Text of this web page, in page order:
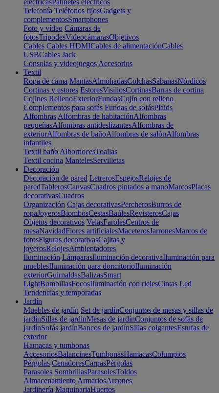
eléctricasPatinetes eléctricos
Telefonía Teléfonos fijosGadgets y
complementosSmartphones
Foto y vídeo Cámaras de
fotosTrípodesVideocámarasObjetivos
Cables Cables HDMICables de alimentaciónCables
USBCables Jack
Consolas y videojuegos Accesorios
Textil
Ropa de cama MantasAlmohadasColchasSábanasNórdicos
Cortinas y estores EstoresVisillosCortinasBarras de cortina
Cojines RellenoExteriorFundasCojín con relleno
Complementos para sofás Fundas de sofásPlaids
Alfombras Alfombras de habitaciónAlfombras
pequeñasAlfombras antideslizantesAlfombras de
exteriorAlfombras de bañoAlfombras de salónAlfombras
infantiles
Textil baño AlbornocesToallas
Textil cocina MantelesServilletas
Decoración
Decoración de pared LetrerosEspejosRelojes de
paredTablerosCanvasCuadros pintados a manoMarcosPlacas
decorativasCuadros
Organización Cajas decorativasPercherosBurros de
ropaJoyerosBiombosCestasBaúlesRevisterosCajas
Objetos decorativos VelasFarolesCentros de
mesaNavidadFlores artificialesMaceterosJarronesMarcos de
fotosFiguras decorativasCajitas y
joyerosRelojesAmbientadores
Iluminación LámparasIluminación decorativaIluminación para
mueblesIluminación para dormitorioIluminación
exteriorGuirnaldasBalizasSmart
LightBombillasFocosIluminación con rielesCintas Led
Tendencias y temporadas
Jardín
Muebles de jardín Set de jardínConjuntos de mesas y sillas de
jardínSillas de jardínMesas de jardínConjuntos de sofás de
jardínSofás jardínBancos de jardínSillas colgantesEstufas de
exterior
Hamacas y tumbonas
AccesoriosBalancinesTumbonasHamacasColumpios
Pérgolas CenadoresCarpasPérgolas
Parasoles SombrillasParasolesToldos
Almacenamiento ArmariosArcones
Jardinería MaquinariaHuertos